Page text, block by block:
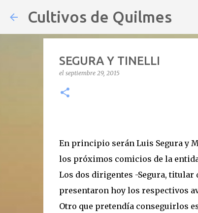
Cultivos de Quilmes
SEGURA Y TINELLI
el septiembre 29, 2015
En principio serán Luis Segura y
los próximos comicios de la
Los dos dirigentes -Segura,
presentaron hoy los respectivos
Otro que pretendía conseguirlos